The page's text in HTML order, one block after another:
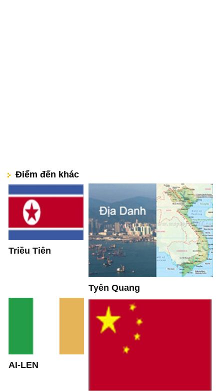
Điểm đến khác
Triều Tiên
Tyên Quang
AI-LEN